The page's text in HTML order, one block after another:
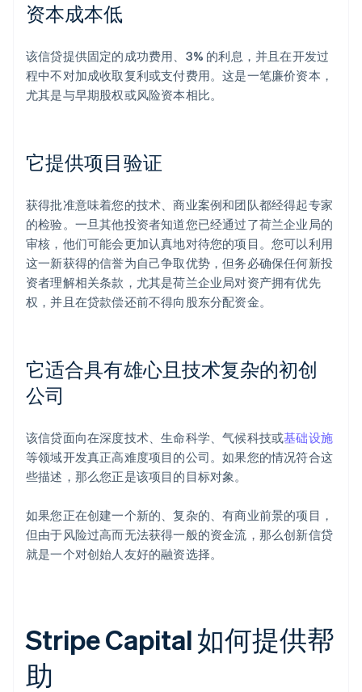
资本成本低
该信贷提供固定的成功费用、3% 的利息，并且在开发过
程中不对加成收取复利或支付费用。这是一笔廉价资本，
尤其是与早期股权或风险资本相比。
它提供项目验证
获得批准意味着您的技术、商业案例和团队都经得起专家
的检验。一旦其他投资者知道您已经通过了荷兰企业局的
审核，他们可能会更加认真地对待您的项目。您可以利用
这一新获得的信誉为自己争取优势，但务必确保任何新投
资者理解相关条款，尤其是荷兰企业局对资产拥有优先
权，并且在贷款偿还前不得向股东分配资金。
它适合具有雄心且技术复杂的初创
公司
该信贷面向在深度技术、生命科学、气候科技或基础设施
等领域开发真正高难度项目的公司。如果您的情况符合这
些描述，那么您正是该项目的目标对象。
如果您正在创建一个新的、复杂的、有商业前景的项目，
但由于风险过高而无法获得一般的资金流，那么创新信贷
就是一个对创始人友好的融资选择。
Stripe Capital 如何提供帮
助